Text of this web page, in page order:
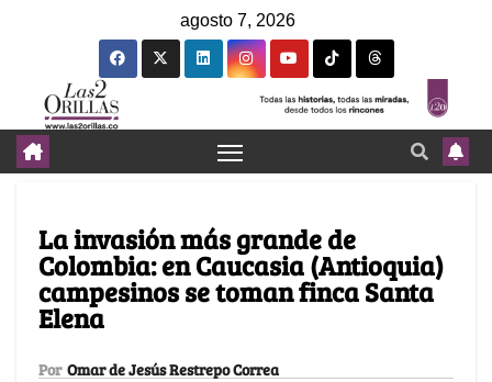
agosto 7, 2026
La invasión más grande de
Colombia: en Caucasia (Antioquia)
campesinos se toman finca Santa
Elena
Por Omar de Jesús Restrepo Correa